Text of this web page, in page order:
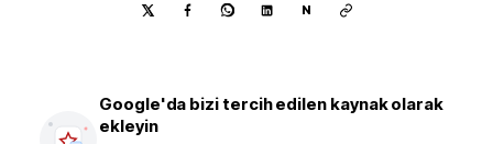
N
Google'da bizi tercih edilen kaynak olarak
ekleyin